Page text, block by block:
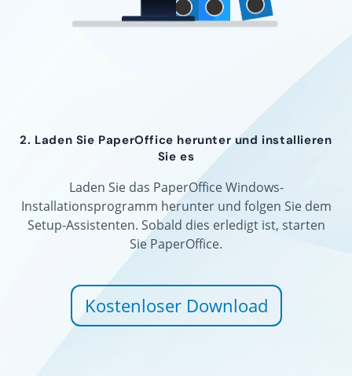
2. Laden Sie PaperOffice herunter und installieren
Sie es
Laden Sie das PaperOffice Windows-
Installationsprogramm herunter und folgen Sie dem
Setup-Assistenten. Sobald dies erledigt ist, starten
Sie PaperOffice.
Kostenloser Download